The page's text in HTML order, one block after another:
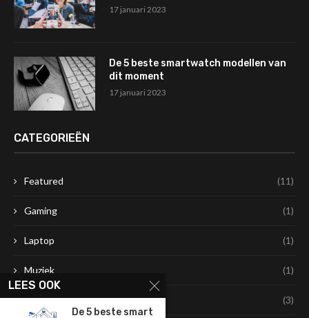
17 januari 2023
De 5 beste smartwatch modellen van
dit moment
17 januari 2023
CATEGORIEËN
Featured (11)
Gaming (1)
Laptop (1)
Muziek (1)
Smart gadgets (3)
LEES OOK
De 5 beste smart